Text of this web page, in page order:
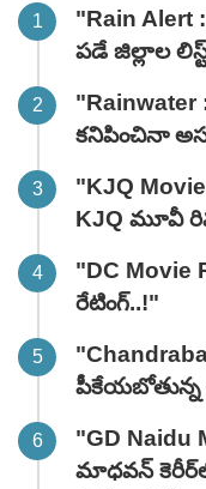
"Rain Alert
పడే జిల్లాల
"Rainwater
కనిపించినా
"KJQ Movie
KJQ మూవీ
"DC Movie
రేటింగ్‌..!"
పీకేయబోతున్న
"GD Naidu
మాధవన్‌